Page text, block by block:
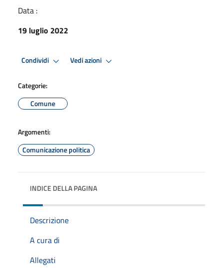
Data :
19 luglio 2022
Condividi Vedi azioni
Categorie:
Comune
Argomenti:
Comunicazione politica
INDICE DELLA PAGINA
Descrizione
A cura di
Allegati